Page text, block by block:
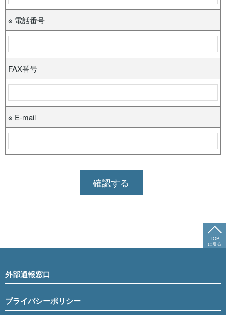
※ 電話番号
FAX番号
※ E-mail
TOP
に戻る
外部通報窓口
プライバシーポリシー